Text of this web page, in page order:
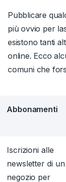
Pubblicare
più ovvio per
esistono tanti
online. Ecco
comuni che
Abbonamenti
Iscrizioni alle
newsletter di un
negozio per